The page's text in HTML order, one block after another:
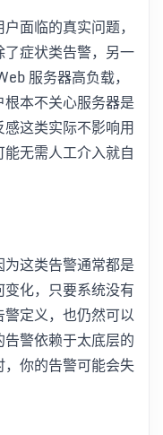
面临的真实问题，
症状类告警，另一
服务器高负载，
本不关心服务器是
这类实际不影响用
无需人工介入就自
这类告警通常都是
化，只要系统没有
定义，也仍然可以
警依赖于太底层的
你的告警可能会失